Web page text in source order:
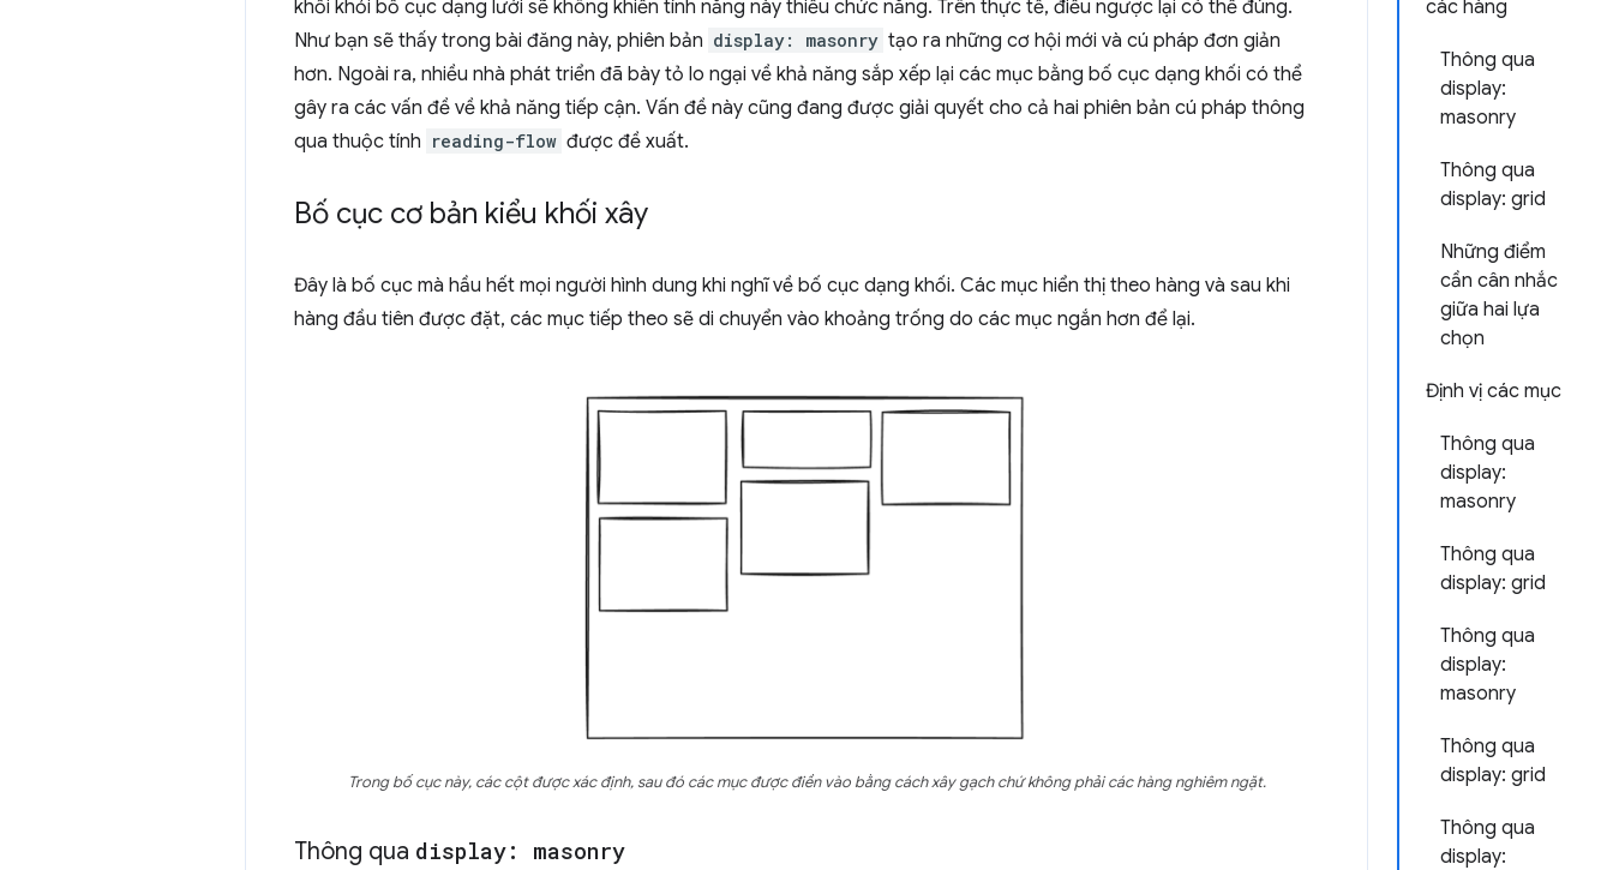
các hàng
Thông qua
display:
masonry
Thông qua
display: grid
Những điểm
cần cân nhắc
giữa hai lựa
chọn
Định vị các mục
Thông qua
display:
masonry
Thông qua
display: grid
Thông qua
display:
masonry
Thông qua
display: grid
Thông qua
display:
khối khỏi bố cục dạng lưới sẽ không khiến tính năng này thiếu chức năng. Trên thực tế, điều ngược lại có thể đúng.
Như bạn sẽ thấy trong bài đăng này, phiên bản display: masonry tạo ra những cơ hội mới và cú pháp đơn giản
hơn. Ngoài ra, nhiều nhà phát triển đã bày tỏ lo ngại về khả năng sắp xếp lại các mục bằng bố cục dạng khối có thể
gây ra các vấn đề về khả năng tiếp cận. Vấn đề này cũng đang được giải quyết cho cả hai phiên bản cú pháp thông
qua thuộc tính reading-flow được đề xuất.
Bố cục cơ bản kiểu khối xây
Đây là bố cục mà hầu hết mọi người hình dung khi nghĩ về bố cục dạng khối. Các mục hiển thị theo hàng và sau khi
hàng đầu tiên được đặt, các mục tiếp theo sẽ di chuyển vào khoảng trống do các mục ngắn hơn để lại.
Trong bố cục này, các cột được xác định, sau đó các mục được điền vào bằng cách xây gạch chứ không phải các hàng nghiêm ngặt.
Thông qua display: masonry